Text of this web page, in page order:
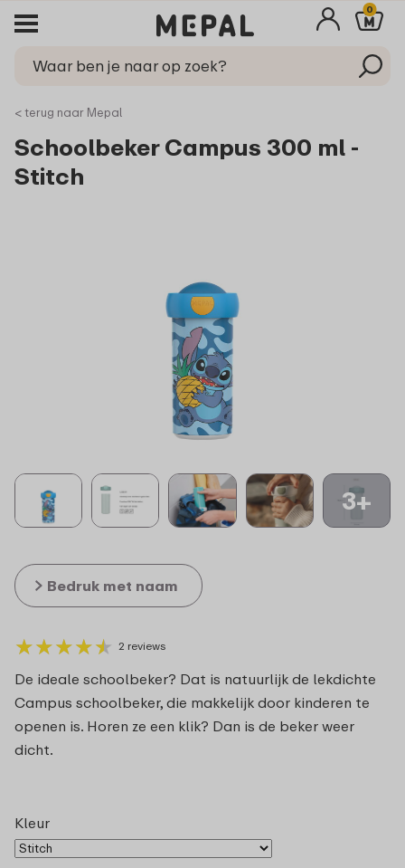
0
< terug naar Mepal
Schoolbeker Campus 300 ml -
Stitch
3+
★★★★★
★★★★★ 2 reviews
De ideale schoolbeker? Dat is natuurlijk de lekdichte
Campus schoolbeker, die makkelijk door kinderen te
openen is. Horen ze een klik? Dan is de beker weer
dicht.
Bedruk met naam
Kleur